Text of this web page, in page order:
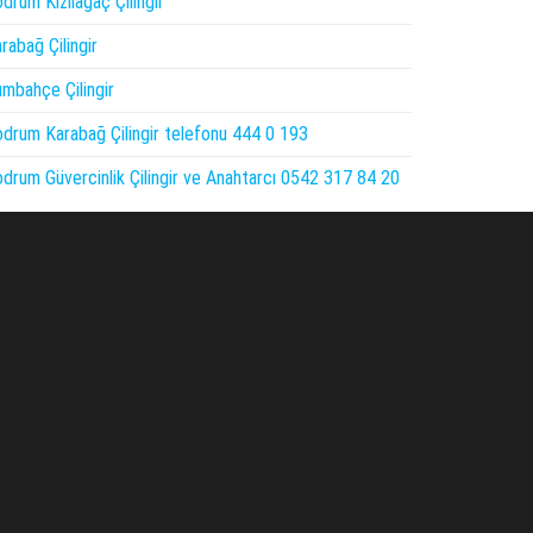
Çilingir
Çilingir
Karabağ Çilingir telefonu 444 0 193
Güvercinlik Çilingir ve Anahtarcı 0542 317 84 20